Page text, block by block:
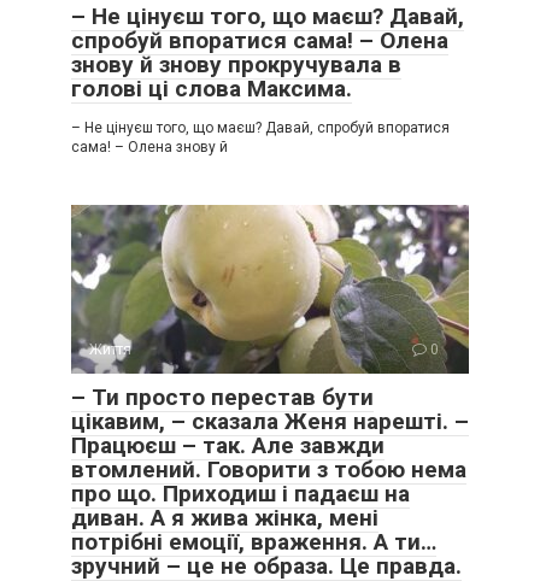
– Не цінуєш того, що маєш? Давай,
спробуй впоратися сама! – Олена
знову й знову прокручувала в
голові ці слова Максима.
– Не цінуєш того, що маєш? Давай, спробуй впоратися
сама! – Олена знову й
Життя 0
– Ти просто перестав бути
цікавим, – сказала Женя нарешті. –
Працюєш – так. Але завжди
втомлений. Говорити з тобою нема
про що. Приходиш і падаєш на
диван. А я жива жінка, мені
потрібні емоції, враження. А ти…
зручний – це не образа. Це правда.